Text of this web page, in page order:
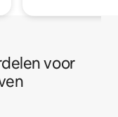
voor